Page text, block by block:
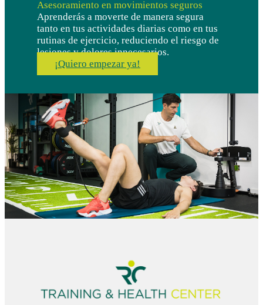
Asesoramiento en movimientos seguros
Aprenderás a moverte de manera segura
tanto en tus actividades diarias como en tus
rutinas de ejercicio, reduciendo el riesgo de
lesiones y dolores innecesarios.
¡Quiero empezar ya!